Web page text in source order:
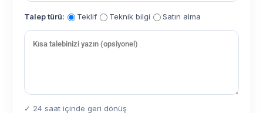
Talep türü: Teklif Teknik bilgi Satın alma
✓ 24 saat içinde geri dönüş